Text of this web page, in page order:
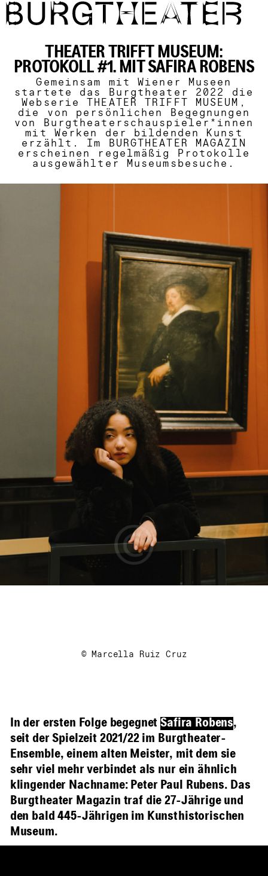
Direkt zum Inhalt
THEATER TRIFFT MUSEUM:
PROTOKOLL #1. MIT SAFIRA ROBENS
Gemeinsam mit Wiener Museen
startete das Burgtheater 2022 die
Webserie THEATER TRIFFT MUSEUM,
die von persönlichen Begegnungen
von Burgtheaterschauspieler*innen
mit Werken der bildenden Kunst
erzählt. Im BURGTHEATER MAGAZIN
erscheinen regelmäßig Protokolle
ausgewählter Museumsbesuche.
© Marcella Ruiz Cruz
In der ersten Folge begegnetSafira Robens,
seit der Spielzeit 2021/22 im Burgtheater-
Ensemble, einem alten Meister, mit dem sie
sehr viel mehr verbindet als nur ein ähnlich
klingender Nachname: Peter Paul Rubens. Das
Burgtheater Magazin traf die 27-Jährige und
den bald 445-Jährigen im Kunsthistorischen
Museum.